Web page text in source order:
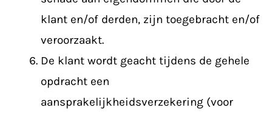
klant en/of derden, zijn toegebracht en/of
veroorzaakt.
De klant wordt geacht tijdens de gehele
opdracht een
aansprakelijkheidsverzekering (voor